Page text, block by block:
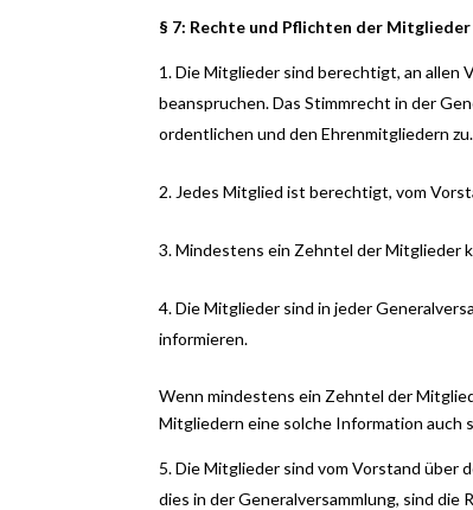
§ 7: Rechte und Pflichten der Mitglieder
Die Mitglieder sind berechtigt, an allen
beanspruchen. Das Stimmrecht in der
ordentlichen und den Ehrenmitgliedern zu.
Jedes Mitglied ist berechtigt, vom
Mindestens ein Zehntel der Mitglieder
Die Mitglieder sind in jeder
informieren.
Wenn mindestens ein Zehntel der
Mitgliedern eine solche Information auch
Die Mitglieder sind vom Vorstand über
dies in der Generalversammlung, sind die